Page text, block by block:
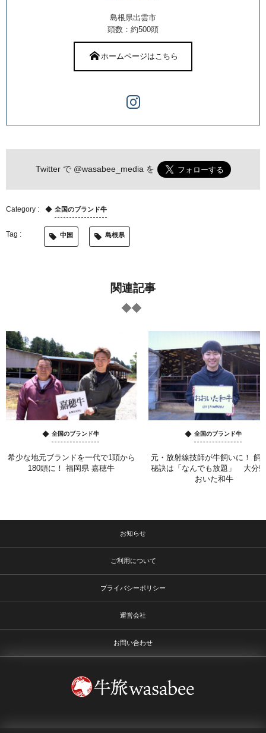
島根県出雲市
頭数：約500頭
ホームページはこちら
Twitter で @wasabee_mediaを
全国のブランド牛
中国 島根県
関連記事
全国のブランド牛
希少な地元ブランドを一代で1頭から
180頭に！ 福岡県 嘉穂牛
全国のブランド牛
元・放射線技師が牛飼いに！ 飼
秘訣は「なんでも放題」 大分
おいた和牛
お知らせ
ご利用について
プライバシーポリシー
運営会社
お問い合わせ